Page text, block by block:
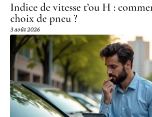
Indice de vitesse t’ou H :
choix de pneu ?
3 août 2026